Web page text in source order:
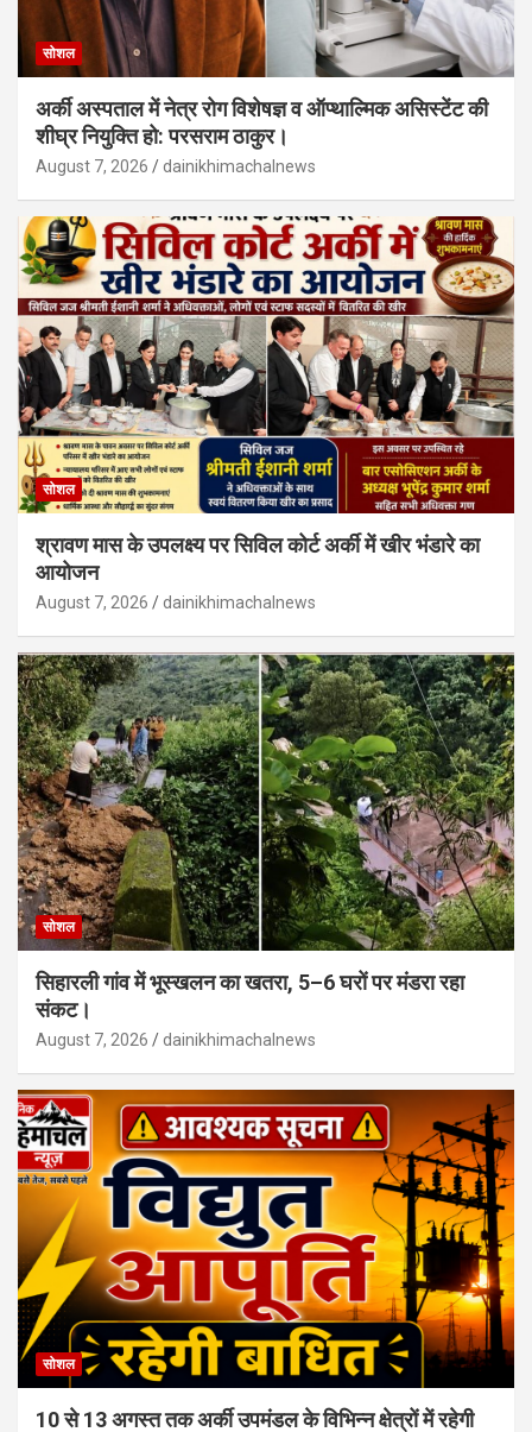
सोशल
अर्की अस्पताल में नेत्र रोग विशेषज्ञ व ऑप्थाल्मिक असिस्टेंट की
शीघ्र नियुक्ति हो: परसराम ठाकुर।
August 7, 2026 dainikhimachalnews
सोशल
श्रावण मास के उपलक्ष्य पर सिविल कोर्ट अर्की में खीर भंडारे का
आयोजन
August 7, 2026 dainikhimachalnews
सोशल
सिहारली गांव में भूस्खलन का खतरा, 5–6 घरों पर मंडरा रहा
संकट।
August 7, 2026 dainikhimachalnews
सोशल
10 से 13 अगस्त तक अर्की उपमंडल के विभिन्न क्षेत्रों में रहेगी